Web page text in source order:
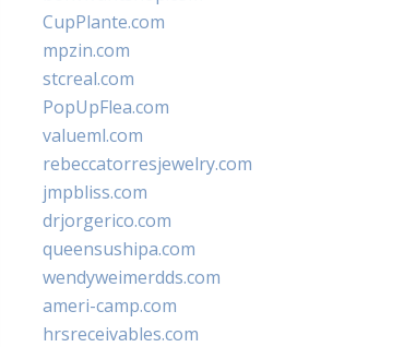
CupPlante.com
mpzin.com
stcreal.com
PopUpFlea.com
valueml.com
rebeccatorresjewelry.com
jmpbliss.com
drjorgerico.com
queensushipa.com
wendyweimerdds.com
ameri-camp.com
hrsreceivables.com